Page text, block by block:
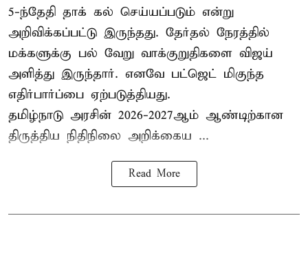
5-ந்தேதி தாக் கல் செய்யப்படும் என்று
அறிவிக்கப்பட்டு இருந்தது. தேர்தல் நேரத்தில்
மக்களுக்கு பல் வேறு வாக்குறுதிகளை விஜய்
அளித்து இருந்தார். எனவே பட்ஜெட் மிகுந்த
எதிர்பார்ப்பை ஏற்படுத்தியது.
தமிழ்நாடு அரசின் 2026-2027ஆம் ஆண்டிற்கான
திருத்திய நிதிநிலை அறிக்கைய ...
Read More